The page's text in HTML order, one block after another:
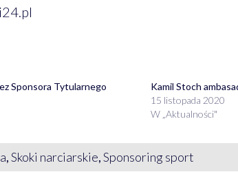
Sponsora Tytularnego
Kamil Stoch
15 listopada 2020
W „Aktualności"
,Skoki narciarskie,Sponsoring sport